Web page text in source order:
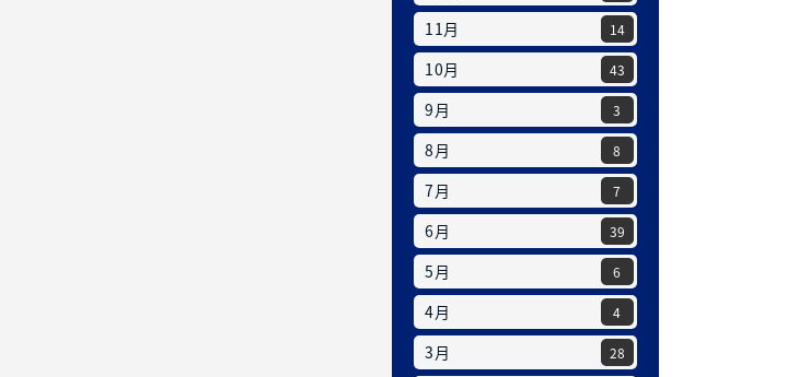
11月 14
10月 43
9月 3
8月 8
7月 7
6月 39
5月 6
4月 4
3月 28